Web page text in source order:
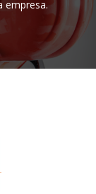
empresa.